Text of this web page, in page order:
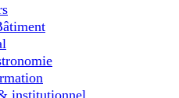
institutionnel